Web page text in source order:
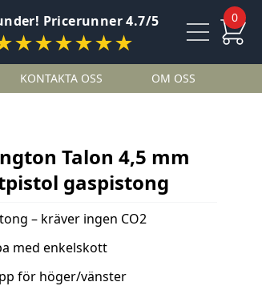
Pricerunner 4.7/5 0
KONTAKTA OSS OM OSS
Talon 4,5 mm
gaspistong
– kräver ingen CO2
med enkelskott
för höger/vänster